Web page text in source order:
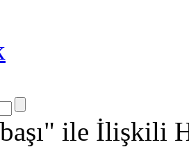
ile İlişkili